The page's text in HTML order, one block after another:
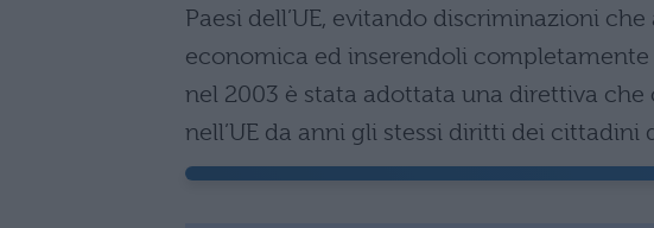
Paesi dell’UE, evitando discriminazioni
economica ed inserendoli
nel 2003 è stata adottata una direttiva
nell’UE da anni gli stessi diritti dei cittadini